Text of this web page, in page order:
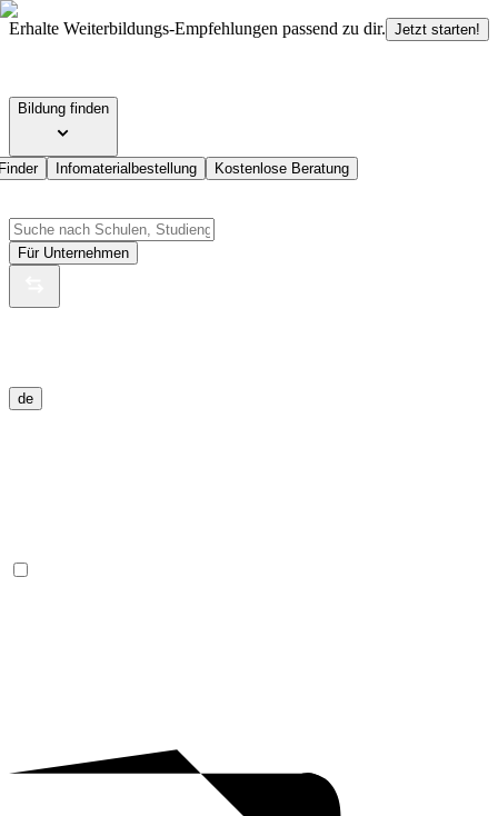
Erhalte Weiterbildungs-Empfehlungen passend zu dir. Jetzt starten!
Bildung finden
Infomaterialbestellung Kostenlose Beratung
Für Unternehmen
de